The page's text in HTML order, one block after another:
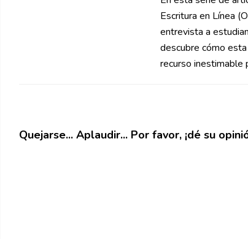
Escritura en Línea
entrevista a
descubre cómo
recurso inestimable
Quejarse... Aplaudir... Por favor, ¡dé su